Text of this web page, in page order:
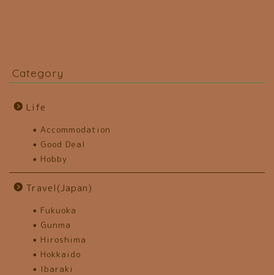
Category
Life
Accommodation
Good Deal
Hobby
Travel(Japan)
Fukuoka
Gunma
Hiroshima
Hokkaido
Ibaraki